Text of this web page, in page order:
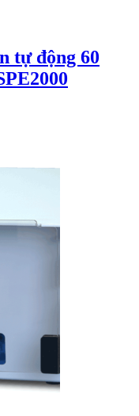
tự động 60